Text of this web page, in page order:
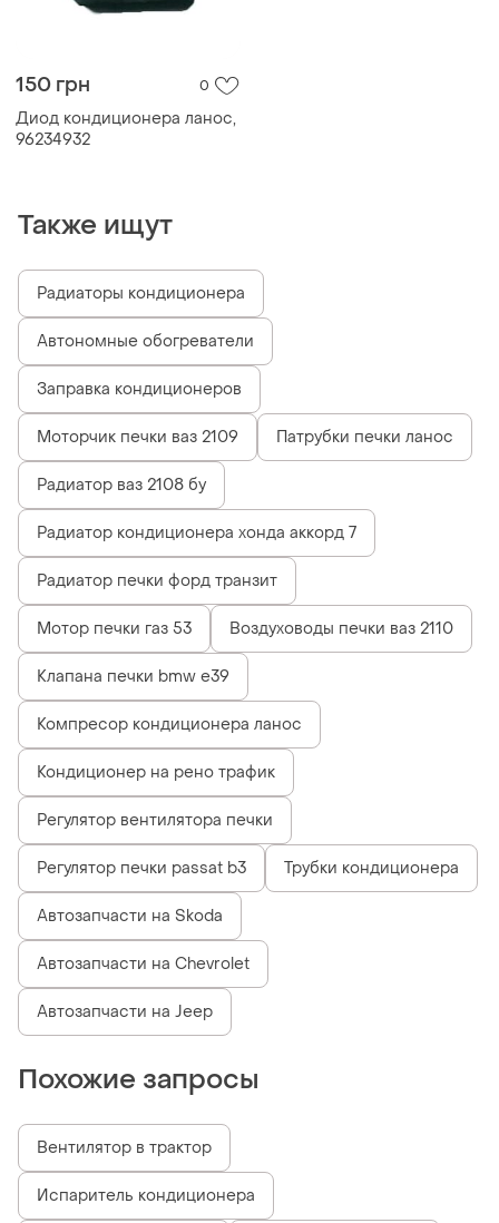
150 грн 0
Диод кондиционера ланос,
96234932
Также ищут
Радиаторы кондиционера
Автономные обогреватели
Заправка кондиционеров
Моторчик печки ваз 2109 Патрубки печки ланос
Радиатор ваз 2108 бу
Радиатор кондиционера хонда аккорд 7
Радиатор печки форд транзит
Мотор печки газ 53 Воздуховоды печки ваз 2110
Клапана печки bmw e39
Компресор кондиционера ланос
Кондиционер на рено трафик
Регулятор вентилятора печки
Регулятор печки passat b3 Трубки кондиционера
Автозапчасти на Skoda
Автозапчасти на Chevrolet
Автозапчасти на Jeep
Похожие запросы
Вентилятор в трактор
Испаритель кондиционера